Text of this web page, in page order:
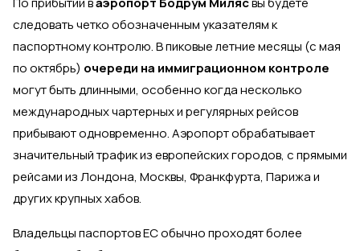
следовать четко обозначенным указателям к
паспортному контролю. В пиковые летние месяцы (с мая
по октябрь) очереди на иммиграционном контроле
могут быть длинными, особенно когда несколько
международных чартерных и регулярных рейсов
прибывают одновременно. Аэропорт обрабатывает
значительный трафик из европейских городов, с прямыми
рейсами из Лондона, Москвы, Франкфурта, Парижа и
других крупных хабов.
Владельцы паспортов ЕС обычно проходят более